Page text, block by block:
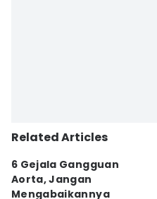
Related Articles
6 Gejala Gangguan
Aorta, Jangan
Mengabaikannya